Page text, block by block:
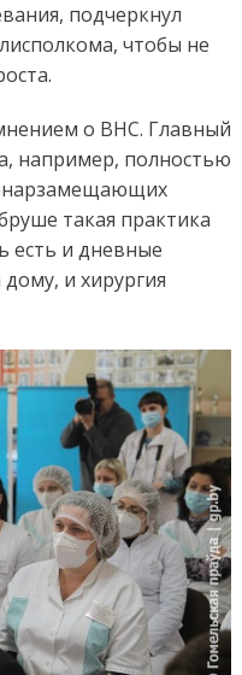
подчеркнул
чтобы не
о ВНС. Главный
например, полностью
такая практика
есть и дневные
и хирургия